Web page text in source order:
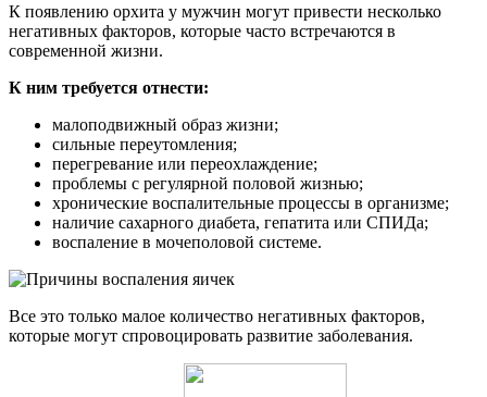
К появлению орхита у мужчин могут привести несколько
негативных факторов, которые часто встречаются в
современной жизни.
К ним требуется отнести:
малоподвижный образ жизни;
сильные переутомления;
перегревание или переохлаждение;
проблемы с регулярной половой жизнью;
хронические воспалительные процессы в организме;
наличие сахарного диабета, гепатита или СПИДа;
воспаление в мочеполовой системе.
Все это только малое количество негативных факторов,
которые могут спровоцировать развитие заболевания.